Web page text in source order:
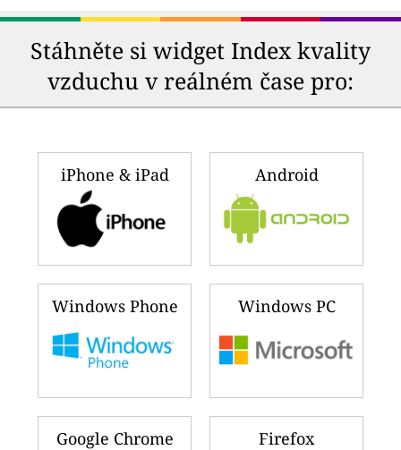
Stáhněte si widget Index kvality
vzduchu v reálném čase pro:
iPhone & iPad Android
Windows Phone Windows PC
Google Chrome Firefox